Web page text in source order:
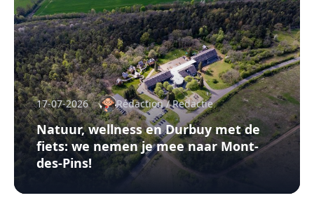
17-07-2026 Rédaction / Redactie
Natuur, wellness en Durbuy met de
fiets: we nemen je mee naar Mont-
des-Pins!